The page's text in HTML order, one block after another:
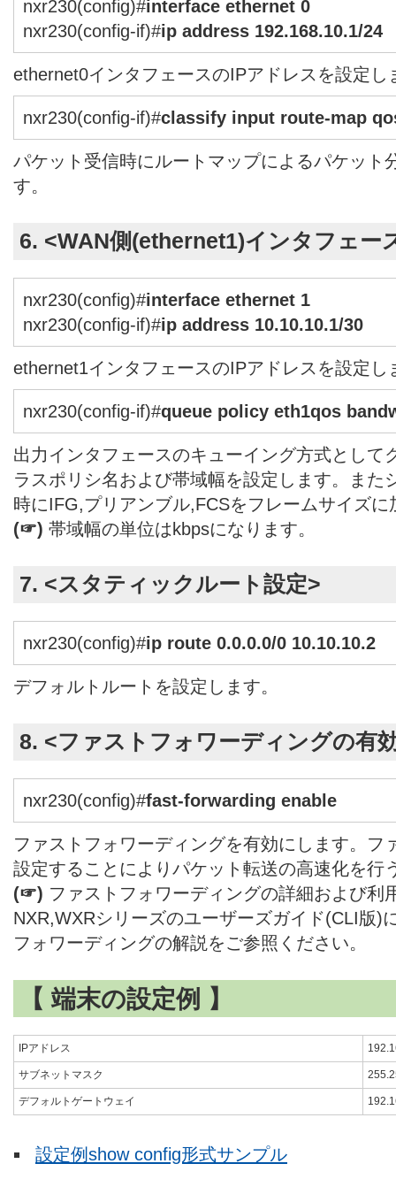
nxr230(config)#interface ethernet 0
nxr230(config-if)#ip address 192.168.10.1/24
ethernet0インタフェースのIPアドレスを設定し
nxr230(config-if)#classify input route-map
パケット受信時にルートマップによるパケット
す。
6. <WAN側(ethernet1)インタフェー
nxr230(config)#interface ethernet 1
nxr230(config-if)#ip address 10.10.10.1/30
ethernet1インタフェースのIPアドレスを設定し
nxr230(config-if)#queue policy eth1qos
出力インタフェースのキューイング方式として
ラスポリシ名および帯域幅を設定します。また
時にIFG,プリアンブル,FCSをフレームサイズ
(☞) 帯域幅の単位はkbpsになります。
7. <スタティックルート設定>
nxr230(config)#ip route 0.0.0.0/0 10.10.10.2
デフォルトルートを設定します。
8. <ファストフォワーディングの有
nxr230(config)#fast-forwarding enable
ファストフォワーディングを有効にします。フ
設定することによりパケット転送の高速化を行
(☞) ファストフォワーディングの詳細および利
NXR,WXRシリーズのユーザーズガイド(CLI版)
フォワーディングの解説をご参照ください。
【 端末の設定例 】
IPアドレス
サブネットマスク
デフォルトゲートウェイ
設定例show config形式サンプル